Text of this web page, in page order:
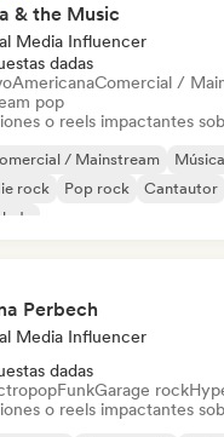
& the Music
Media Influencer
dadas
AmericanaComercial /
pop
o reels impactantes
/ Mainstream
rock Pop rock
Cantautor
Perbech
Media Influencer
dadas
FunkGarage rock
o reels impactantes